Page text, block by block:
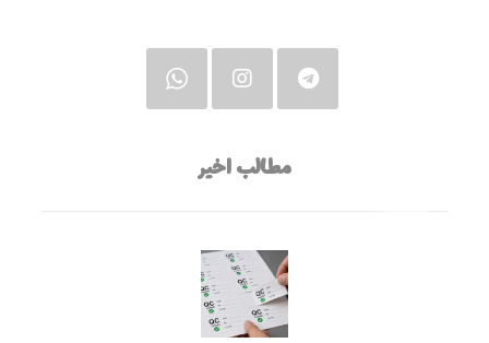
مطالب اخیر